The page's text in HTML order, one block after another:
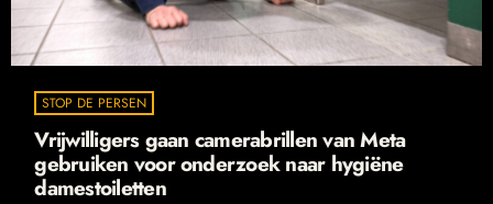
STOP DE PERSEN
Vrijwilligers gaan camerabrillen van Meta
gebruiken voor onderzoek naar hygiëne
damestoiletten